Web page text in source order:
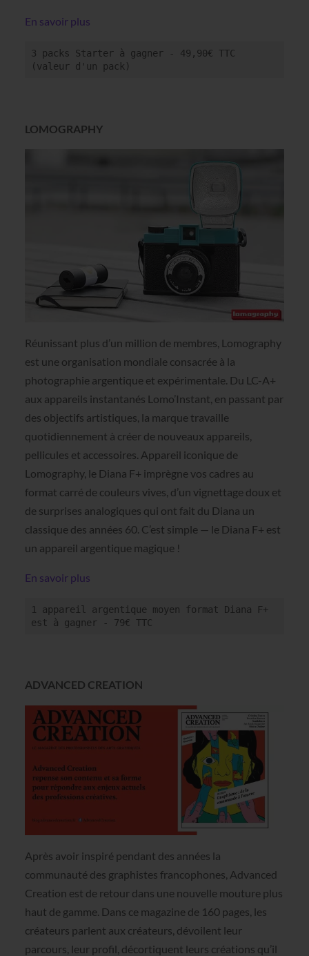
En savoir plus
3 packs Starter à gagner - 49,90€ TTC
(valeur d'un pack)
LOMOGRAPHY
Réunissant plus d’un million de membres, Lomography
est une organisation mondiale consacrée à la
photographie argentique et expérimentale. Du LC-A+
aux appareils instantanés Lomo’Instant, en passant par
des objectifs artistiques, la marque travaille
quotidiennement à créer de nouveaux appareils,
pellicules et accessoires. Appareil iconique de
Lomography, le Diana F+ imprègne vos cadres au
format carré de couleurs vives, d’un vignettage doux et
de surprises analogiques qui ont fait du Diana un
classique des années 60. C’est simple — le Diana F+ est
un appareil argentique magique !
En savoir plus
1 appareil argentique moyen format Diana F+
est à gagner - 79€ TTC
ADVANCED CREATION
Après avoir inspiré pendant des années la
communauté des graphistes francophones, Advanced
Creation est de retour dans une nouvelle mouture plus
haut de gamme. Dans ce magazine de 160 pages, les
créateurs parlent aux créateurs, dévoilent leur
parcours, leur profil, décortiquent leurs créations qu’il